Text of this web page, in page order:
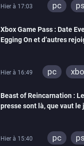
Hier à 17:03 pc
Xbox Game Pass : Date
Egging On et d’autres
Hier à 16:49 pc
Beast of Reincarnation :
presse sont là, que vaut le
Hier à 15:40 pc